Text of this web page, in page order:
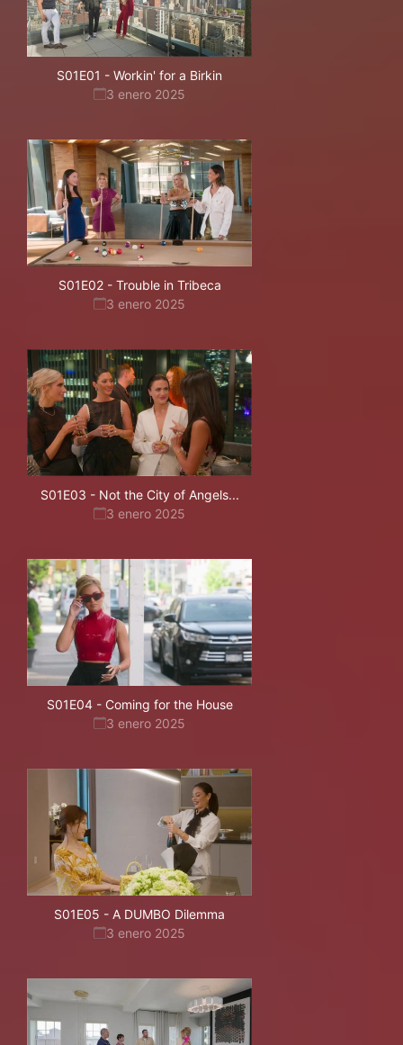
S01E01 - Workin' for a Birkin
3 enero 2025
S01E02- Trouble in Tribeca
3 enero 2025
S01E03 - Not the City of Angels...
3 enero 2025
S01E04- Coming for the House
3 enero 2025
S01E05 - A DUMBO Dilemma
3 enero 2025